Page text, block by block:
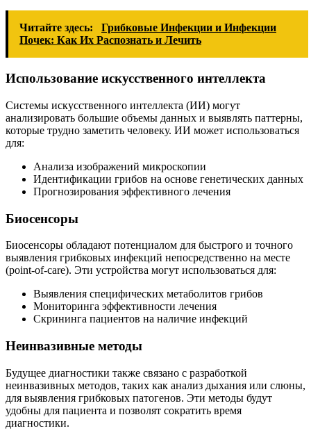
Читайте здесь:
Грибковые Инфекции и Инфекции
Почек: Как Их Распознать и Лечить
Использование искусственного интеллекта
Системы искусственного интеллекта (ИИ) могут
анализировать большие объемы данных и выявлять паттерны,
которые трудно заметить человеку. ИИ может использоваться
для:
Анализа изображений микроскопии
Идентификации грибов на основе генетических данных
Прогнозирования эффективного лечения
Биосенсоры
Биосенсоры обладают потенциалом для быстрого и точного
выявления грибковых инфекций непосредственно на месте
(point-of-care). Эти устройства могут использоваться для:
Выявления специфических метаболитов грибов
Мониторинга эффективности лечения
Скрининга пациентов на наличие инфекций
Неинвазивные методы
Будущее диагностики также связано с разработкой
неинвазивных методов, таких как анализ дыхания или слюны,
для выявления грибковых патогенов. Эти методы будут
удобны для пациента и позволят сократить время
диагностики.